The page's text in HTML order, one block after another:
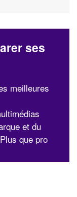
ses
meilleures
et du
que pro